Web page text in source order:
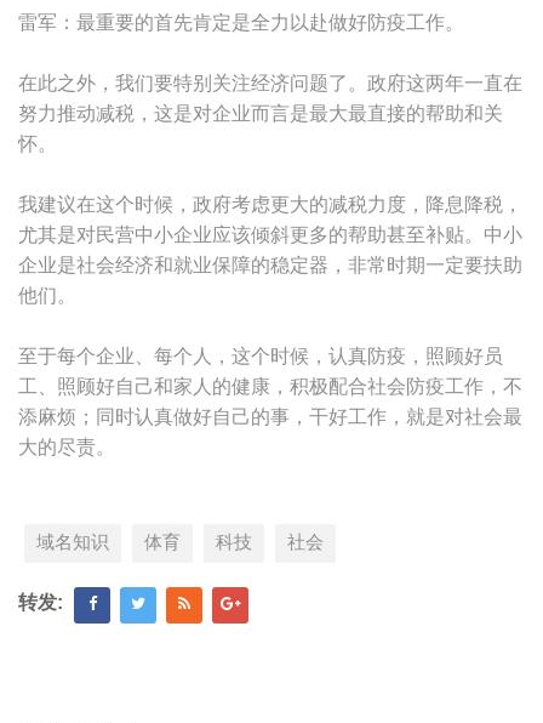
雷军：最重要的首先肯定是全力以赴做好防疫工作。
在此之外，我们要特别关注经济问题了。政府这两年一直在
努力推动减税，这是对企业而言是最大最直接的帮助和关
怀。
我建议在这个时候，政府考虑更大的减税力度，降息降税，
尤其是对民营中小企业应该倾斜更多的帮助甚至补贴。中小
企业是社会经济和就业保障的稳定器，非常时期一定要扶助
他们。
至于每个企业、每个人，这个时候，认真防疫，照顾好员
工、照顾好自己和家人的健康，积极配合社会防疫工作，不
添麻烦；同时认真做好自己的事，干好工作，就是对社会最
大的尽责。
域名知识 体育 科技 社会
转发: